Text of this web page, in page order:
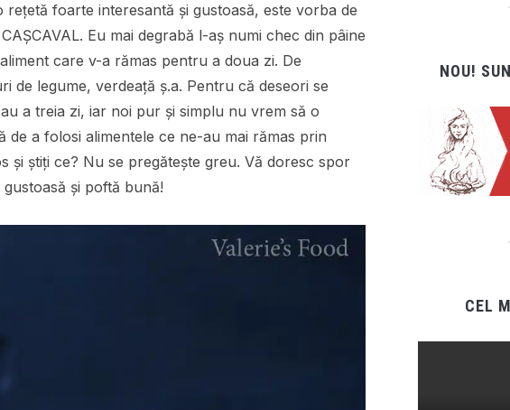
foarte interesantă și gustoasă, este vorba de
Eu mai degrabă l-aș numi chec din pâine
care v-a rămas pentru a doua zi. De
de legume, verdeață ș.a. Pentru că deseori se
a treia zi, iar noi pur și simplu nu vrem să o
a folosi alimentele ce ne-au mai rămas prin
și știți ce? Nu se pregătește greu. Vă doresc spor
și poftă bună!
NOU!
CEL